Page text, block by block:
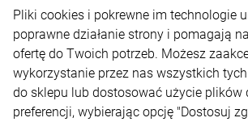
Moje konto
Płatności i dostawa
Pliki cookies i pokrewne im technologie
poprawne działanie strony i pomagają
ofertę do Twoich potrzeb. Możesz
wykorzystanie przez nas wszystkich
do sklepu lub dostosować użycie plików
preferencji, wybierając opcję "Dostosuj